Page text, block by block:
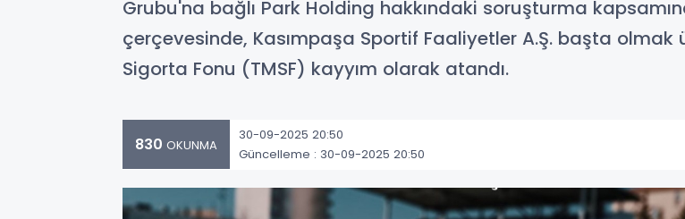
Grubu'na bağlı Park Holding hakkındaki soruşturma
çerçevesinde, Kasımpaşa Sportif Faaliyetler A.Ş. başta
Sigorta Fonu (TMSF) kayyım olarak atandı.
830 OKUNMA
30-09-2025 20:50
Güncelleme : 30-09-2025 20:50